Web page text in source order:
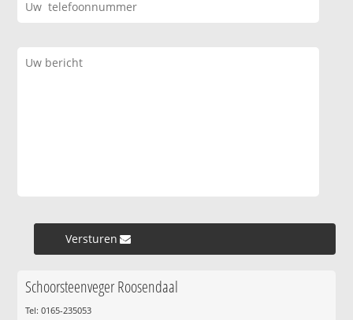
Versturen »
Schoorsteenveger Roosendaal
Tel: 0165-235053